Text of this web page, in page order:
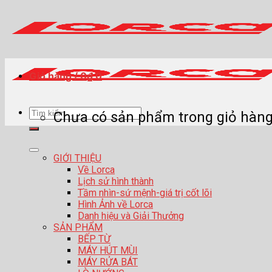
content
Tìm
kiếm:
GIỚI THIỆU
Về Lorca
Lịch sử hình thành
Tầm nhìn-sứ mệnh-giá trị cốt lõi
Hình Ảnh về Lorca
Danh hiệu và Giải Thưởng
SẢN PHẨM
BẾP TỪ
MÁY HÚT MÙI
MÁY RỬA BÁT
Giỏ hàng /0₫ 0
Chưa có sản phẩm trong giỏ